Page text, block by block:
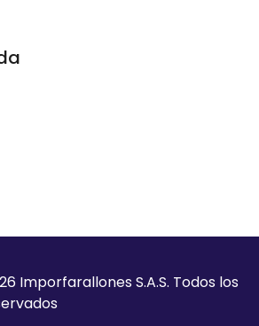
Imporfarallones S.A.S. Todos los